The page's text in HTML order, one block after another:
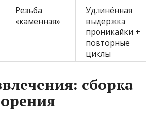
Резьба
«каменная»
Удлинённая
выдержка
проникайки +
повторные
циклы
сборка